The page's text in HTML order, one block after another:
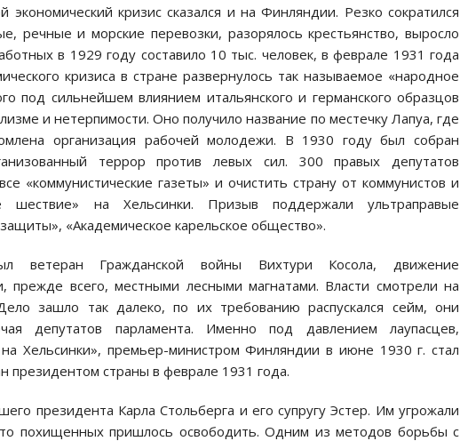
кризис сказался и на Финляндии. Резко сократился
речные и морские перевозки, разорялось крестьянство, выросло
в 1929 году составило 10 тыс. человек, в феврале 1931 года
кризиса в стране развернулось так называемое «народное
под сильнейшем влиянием итальянского и германского образцов
и нетерпимости. Оно получило название по местечку Лапуа, где
организация рабочей молодежи. В 1930 году был собран
террор против левых сил. 300 правых депутатов
«коммунистические газеты» и очистить страну от коммунистов и
шествие» на Хельсинки. Призыв поддержали ультраправые
«Академическое карельское общество».
ветеран Гражданской войны Вихтури Косола, движение
прежде всего, местными лесными магнатами. Власти смотрели на
зашло так далеко, по их требованию распускался сейм, они
депутатов парламента. Именно под давлением лаупасцев,
Хельсинки», премьер-министром Финляндии в июне 1930 г. стал
президентом страны в феврале 1931 года.
президента Карла Стольберга и его супругу Эстер. Им угрожали
похищенных пришлось освободить. Одним из методов борьбы с